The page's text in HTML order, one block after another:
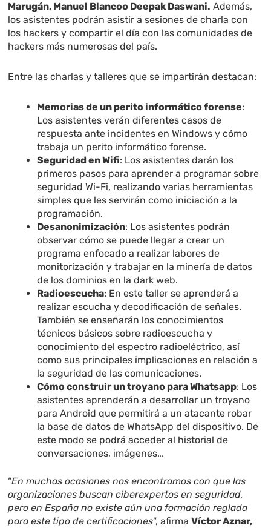
Marugán, Manuel Blancoo Deepak Daswani. Además,
los asistentes podrán asistir a sesiones de charla con
los hackers y compartir el día con las comunidades de
hackers más numerosas del país.
Entre las charlas y talleres que se impartirán destacan:
Memorias de un perito informático forense:
Los asistentes verán diferentes casos de
respuesta ante incidentes en Windows y cómo
trabaja un perito informático forense.
Seguridad en Wifi: Los asistentes darán los
primeros pasos para aprender a programar sobre
seguridad Wi-Fi, realizando varias herramientas
simples que les servirán como iniciación a la
programación.
Desanonimización: Los asistentes podrán
observar cómo se puede llegar a crear un
programa enfocado a realizar labores de
monitorización y trabajar en la minería de datos
de los dominios en la dark web.
Radioescucha: En este taller se aprenderá a
realizar escucha y decodificación de señales.
También se enseñarán los conocimientos
técnicos básicos sobre radioescucha y
conocimiento del espectro radioeléctrico, así
como sus principales implicaciones en relación a
la seguridad de las comunicaciones.
Cómo construir un troyano para Whatsapp: Los
asistentes aprenderán a desarrollar un troyano
para Android que permitirá a un atacante robar
la base de datos de WhatsApp del dispositivo. De
este modo se podrá acceder al historial de
conversaciones, imágenes…
“En muchas ocasiones nos encontramos con que las
organizaciones buscan ciberexpertos en seguridad,
pero en España no existe aún una formación reglada
para este tipo de certificaciones”, afirmaVíctor Aznar,